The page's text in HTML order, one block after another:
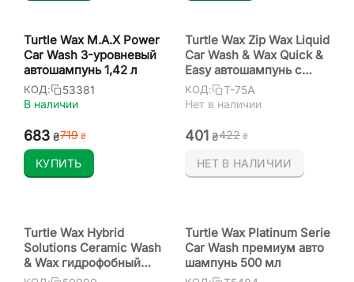
Turtle Wax M.A.X Power
Car Wash 3-уровневый
автошампунь 1,42 л
КОД:
53381
В наличии
‍683‍ ₴‍719‍ ₴
КУПИТЬ
Turtle Wax Zip Wax Liquid
Car Wash & Wax Quick &
Easy автошампунь с
воском 473 мл
КОД:
T-75A
Нет в наличии
‍401‍ ₴‍422‍ ₴
НЕТ В НАЛИЧИИ
Turtle Wax Hybrid
Solutions Ceramic Wash
& Wax гидрофобный
шампунь с силантом
Turtle Wax Platinum Serie
Car Wash премиум авто
шампунь 500 мл